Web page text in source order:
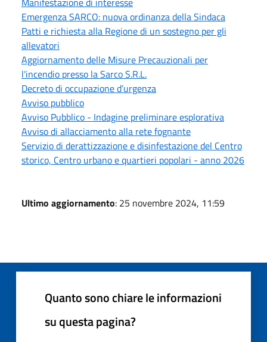
Emergenza SARCO: nuova ordinanza della Sindaca
Patti e richiesta alla Regione di un sostegno per gli
allevatori
Aggiornamento delle Misure Precauzionali per
l'incendio presso la Sarco S.R.L.
Decreto di occupazione d’urgenza
Avviso pubblico
Avviso Pubblico - Indagine preliminare esplorativa
Avviso di allacciamento alla rete fognante
Servizio di derattizzazione e disinfestazione del Centro
storico, Centro urbano e quartieri popolari - anno 2026
Ultimo aggiornamento: 25 novembre 2024, 11:59
Quanto sono chiare le informazioni
su questa pagina?